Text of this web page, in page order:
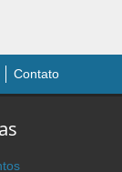
Contato